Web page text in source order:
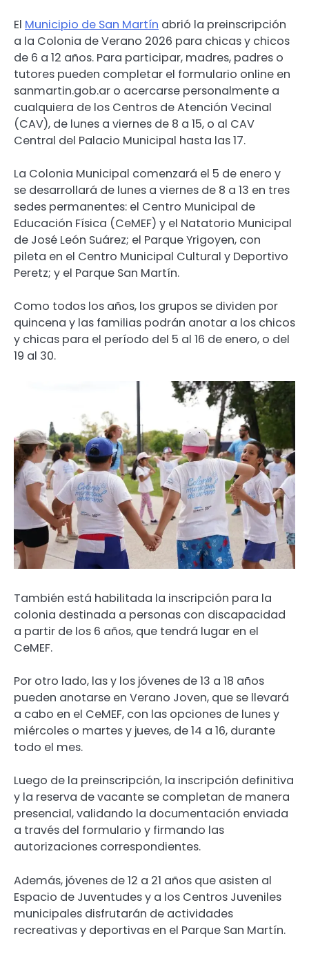
El Municipio de San Martín abrió la preinscripción
a la Colonia de Verano 2026 para chicas y chicos
de 6 a 12 años. Para participar, madres, padres o
tutores pueden completar el formulario online en
sanmartin.gob.ar o acercarse personalmente a
cualquiera de los Centros de Atención Vecinal
(CAV), de lunes a viernes de 8 a 15, o al CAV
Central del Palacio Municipal hasta las 17.
La Colonia Municipal comenzará el 5 de enero y
se desarrollará de lunes a viernes de 8 a 13 en tres
sedes permanentes: el Centro Municipal de
Educación Física (CeMEF) y el Natatorio Municipal
de José León Suárez; el Parque Yrigoyen, con
pileta en el Centro Municipal Cultural y Deportivo
Peretz; y el Parque San Martín.
Como todos los años, los grupos se dividen por
quincena y las familias podrán anotar a los chicos
y chicas para el período del 5 al 16 de enero, o del
19 al 30.
También está habilitada la inscripción para la
colonia destinada a personas con discapacidad
a partir de los 6 años, que tendrá lugar en el
CeMEF.
Por otro lado, las y los jóvenes de 13 a 18 años
pueden anotarse en Verano Joven, que se llevará
a cabo en el CeMEF, con las opciones de lunes y
miércoles o martes y jueves, de 14 a 16, durante
todo el mes.
Luego de la preinscripción, la inscripción definitiva
y la reserva de vacante se completan de manera
presencial, validando la documentación enviada
a través del formulario y firmando las
autorizaciones correspondientes.
Además, jóvenes de 12 a 21 años que asisten al
Espacio de Juventudes y a los Centros Juveniles
municipales disfrutarán de actividades
recreativas y deportivas en el Parque San Martín.